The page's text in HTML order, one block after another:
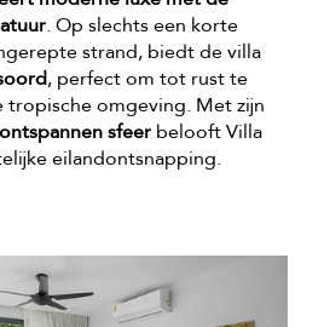
. Op slechts een korte
strand, biedt de villa
, perfect om tot rust te
tropische omgeving. Met zijn
sfeer belooft Villa
eilandontsnapping.